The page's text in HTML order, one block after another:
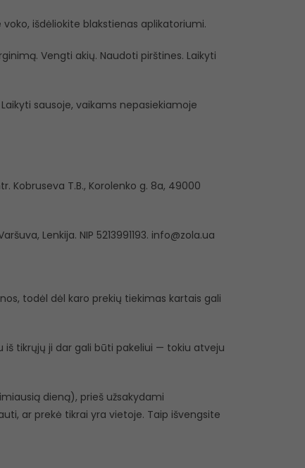
išdėliokite blakstienas aplikatoriumi.
Vengti akių. Naudoti pirštines. Laikyti
sausoje, vaikams nepasiekiamoje
Kobruseva T.B., Korolenko g. 8a, 49000
Lenkija. NIP 5213991193. info@zola.ua
todėl dėl karo prekių tiekimas kartais gali
iš tikrųjų ji dar gali būti pakeliui — tokiu atveju
dieną), prieš užsakydami
ar prekė tikrai yra vietoje. Taip išvengsite